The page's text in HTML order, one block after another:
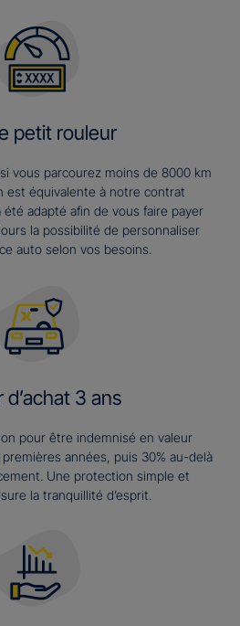
petit rouleur
vous parcourez moins de 8000 km
est équivalente à notre contrat
adapté afin de vous faire payer
la possibilité de personnaliser
auto selon vos besoins.
d’achat 3 ans​
pour être indemnisé en valeur
années, puis 30% au-delà
Une protection simple et
la tranquillité d’esprit.